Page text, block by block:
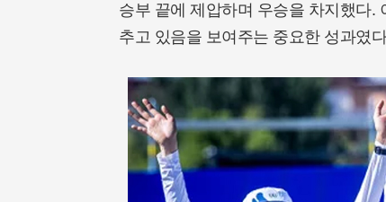
승부 끝에 제압하며 우승을 차지했다.
추고 있음을 보여주는 중요한 성과였